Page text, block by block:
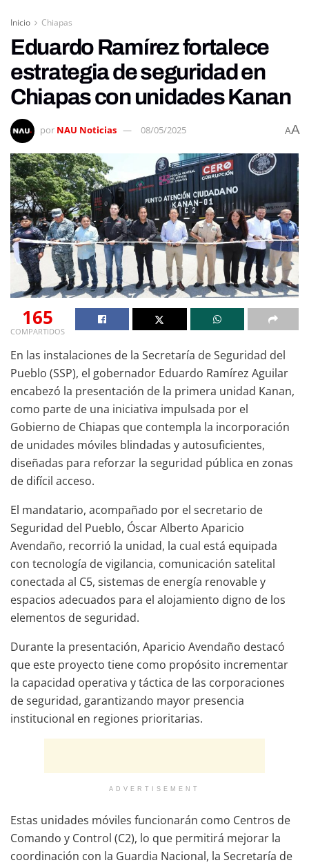
Inicio Chiapas
Eduardo Ramírez fortalece
estrategia de seguridad en
Chiapas con unidades Kanan
por NAU Noticias 08/05/2025 AA
165
COMPARTIDOS
En las instalaciones de la Secretaría de Seguridad del
Pueblo (SSP), el gobernador Eduardo Ramírez Aguilar
encabezó la presentación de la primera unidad Kanan,
como parte de una iniciativa impulsada por el
Gobierno de Chiapas que contempla la incorporación
de unidades móviles blindadas y autosuficientes,
diseñadas para reforzar la seguridad pública en zonas
de difícil acceso.
El mandatario, acompañado por el secretario de
Seguridad del Pueblo, Óscar Alberto Aparicio
Avendaño, recorrió la unidad, la cual está equipada
con tecnología de vigilancia, comunicación satelital
conectada al C5, sistemas de energía renovable y
espacios adecuados para el alojamiento digno de los
elementos de seguridad.
Durante la presentación, Aparicio Avendaño destacó
que este proyecto tiene como propósito incrementar
la capacidad operativa y táctica de las corporaciones
de seguridad, garantizando mayor presencia
institucional en regiones prioritarias.
ADVERTISEMENT
Estas unidades móviles funcionarán como Centros de
Comando y Control (C2), lo que permitirá mejorar la
coordinación con la Guardia Nacional, la Secretaría de